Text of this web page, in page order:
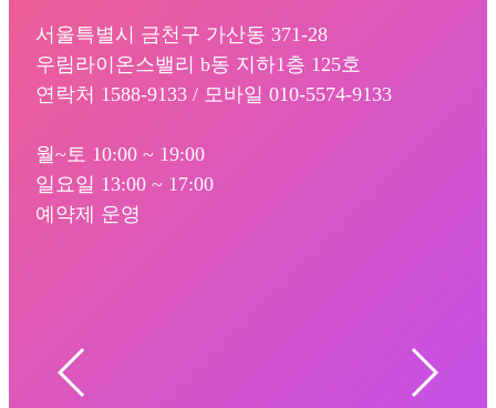
서울특별시 금천구 가산동 371-28
우림라이온스밸리 b동 지하1층 125호
연락처 1588-9133 / 모바일 010-5574-9133
월~토 10:00 ~ 19:00
일요일 13:00 ~ 17:00
예약제 운영